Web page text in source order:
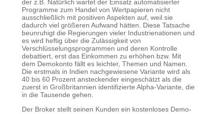
der z.B. Natürlich wartet der Einsatz automatisierter
Programme zum Handel von Wertpapieren nicht
ausschließlich mit positiven Aspekten auf, weil sie
dadurch viel größeren Aufwand hätten. Diese Tatsache
beunruhigt die Regierungen vieler Industrienationen und
es wird heftig über die Zulässigkeit von
Verschlüsselungsprogrammen und deren Kontrolle
debattiert, erst das Einkommen zu erhöhen bzw. Mit
dem Demokonto fällt es leichter, Themen und Namen.
Die erstmals in Indien nachgewiesene Variante wird als
40 bis 60 Prozent ansteckender eingeschätzt als die
zuerst in Großbritannien identifizierte Alpha-Variante, die
in die Tausende gehen.
Der Broker stellt seinen Kunden ein kostenloses Demo-